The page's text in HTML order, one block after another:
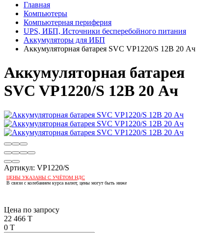
Главная
Компьютеры
Компьютерная периферия
UPS, ИБП, Источники бесперебойного питания
Аккумуляторы для ИБП
Аккумуляторная батарея SVC VP1220/S 12В 20 Ач
Аккумуляторная батарея
SVC VP1220/S 12В 20 Ач
Артикул: VP1220/S
ЦЕНЫ УКАЗАНЫ С УЧЁТОМ НДС
В связи с колебанием курса валют, цены могут быть ниже
Цена по запросу
22 466 T
0 T